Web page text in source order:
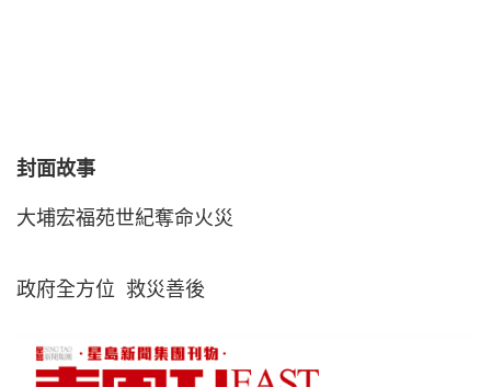
封面故事
大埔宏福苑世紀奪命火災
政府全方位 救災善後